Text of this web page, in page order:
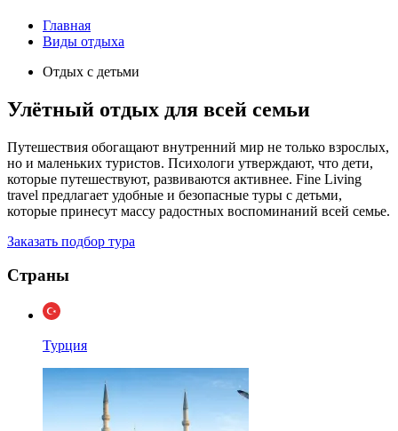
Главная
Виды отдыха
Отдых с детьми
Улётный отдых для всей семьи
Путешествия обогащают внутренний мир не только взрослых,
но и маленьких туристов. Психологи утверждают, что дети,
которые путешествуют, развиваются активнее. Fine Living
travel предлагает удобные и безопасные туры с детьми,
которые принесут массу радостных воспоминаний всей семье.
Заказать подбор тура
Страны
Турция